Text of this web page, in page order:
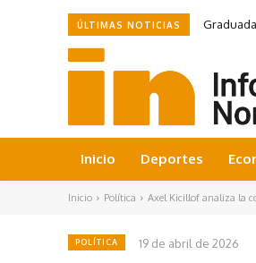
ÚLTIMAS NOTICIAS
Inicio Deportes
Inicio Política Axel Kicillof analiza la
POLÍTICA 19 de abril de 2026